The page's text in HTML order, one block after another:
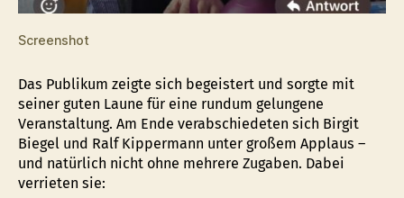
Screenshot
Das Publikum zeigte sich begeistert und sorgte mit
seiner guten Laune für eine rundum gelungene
Veranstaltung. Am Ende verabschiedeten sich Birgit
Biegel und Ralf Kippermann unter großem Applaus –
und natürlich nicht ohne mehrere Zugaben. Dabei
verrieten sie: